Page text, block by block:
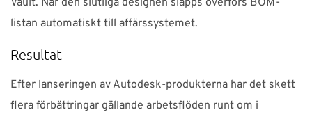
Vault. När den slutliga designen släpps överförs BOM-
listan automatiskt till affärssystemet.
Resultat
Efter lanseringen av Autodesk-produkterna har det skett
flera förbättringar gällande arbetsflöden runt om i